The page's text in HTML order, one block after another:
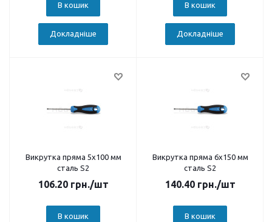
В кошик
Докладніше
В кошик
Докладніше
Викрутка пряма 5x100 мм
сталь S2
106.20грн./шт
В кошик
Викрутка пряма 6x150 мм
сталь S2
140.40грн./шт
В кошик